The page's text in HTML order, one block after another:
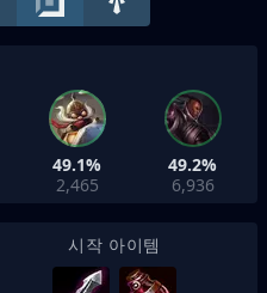
49.1%
2,465
49.2%
6,936
시작 아이템